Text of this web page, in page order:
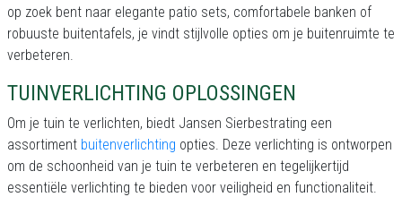
op zoek bent naar elegante patio sets, comfortabele banken of
robuuste buitentafels, je vindt stijlvolle opties om je buitenruimte te
verbeteren.
TUINVERLICHTING OPLOSSINGEN
Om je tuin te verlichten, biedt Jansen Sierbestrating een
assortiment buitenverlichting opties. Deze verlichting is ontworpen
om de schoonheid van je tuin te verbeteren en tegelijkertijd
essentiële verlichting te bieden voor veiligheid en functionaliteit.